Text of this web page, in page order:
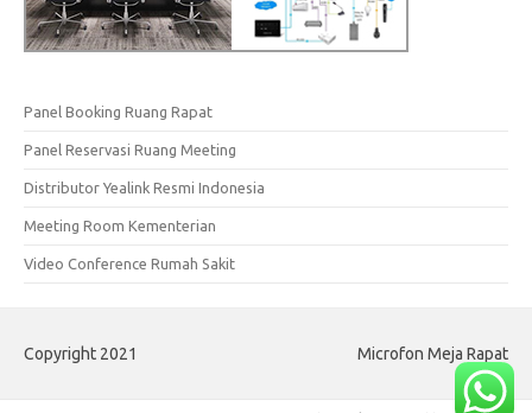
Panel Booking Ruang Rapat
Panel Reservasi Ruang Meeting
Distributor Yealink Resmi Indonesia
Meeting Room Kementerian
Video Conference Rumah Sakit
Copyright 2021 Microfon Meja Rapat